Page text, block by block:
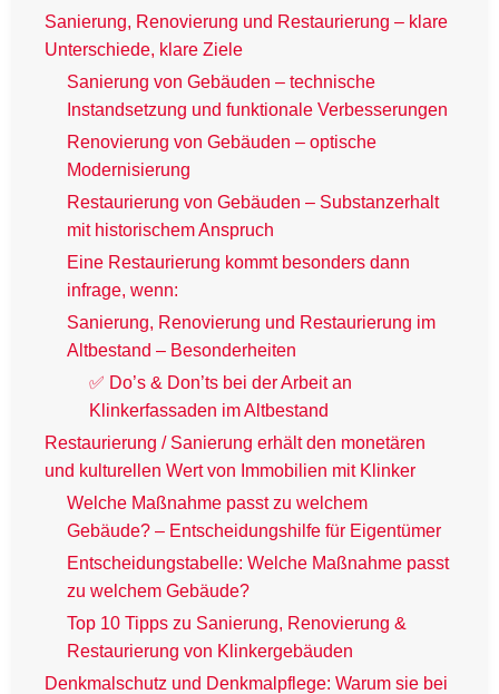
Sanierung, Renovierung und Restaurierung – klare
Unterschiede, klare Ziele
Sanierung von Gebäuden – technische
Instandsetzung und funktionale Verbesserungen
Renovierung von Gebäuden – optische
Modernisierung
Restaurierung von Gebäuden – Substanzerhalt
mit historischem Anspruch
Eine Restaurierung kommt besonders dann
infrage, wenn:
Sanierung, Renovierung und Restaurierung im
Altbestand – Besonderheiten
✅ Do’s & Don’ts bei der Arbeit an
Klinkerfassaden im Altbestand
Restaurierung / Sanierung erhält den monetären
und kulturellen Wert von Immobilien mit Klinker
Welche Maßnahme passt zu welchem
Gebäude? – Entscheidungshilfe für Eigentümer
Entscheidungstabelle: Welche Maßnahme passt
zu welchem Gebäude?
Top 10 Tipps zu Sanierung, Renovierung &
Restaurierung von Klinkergebäuden
Denkmalschutz und Denkmalpflege: Warum sie bei